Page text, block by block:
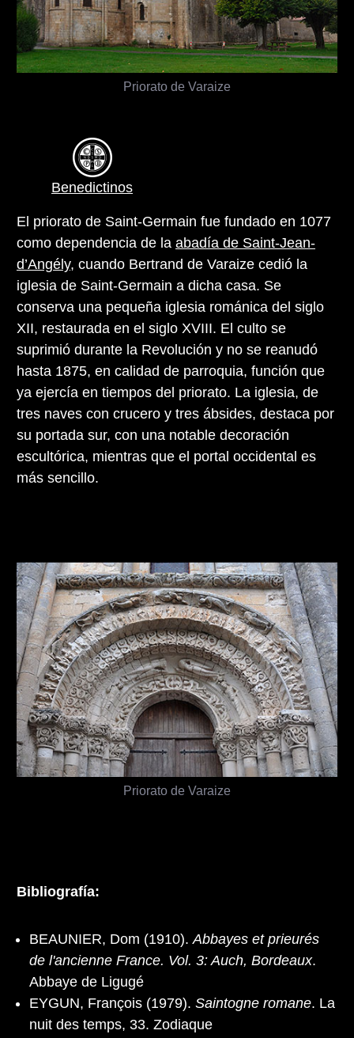
Priorato de Varaize
Benedictinos
El priorato de Saint-Germain fue fundado en 1077
como dependencia de la abadía de Saint-Jean-
d’Angély, cuando Bertrand de Varaize cedió la
iglesia de Saint-Germain a dicha casa. Se
conserva una pequeña iglesia románica del siglo
XII, restaurada en el siglo XVIII. El culto se
suprimió durante la Revolución y no se reanudó
hasta 1875, en calidad de parroquia, función que
ya ejercía en tiempos del priorato. La iglesia, de
tres naves con crucero y tres ábsides, destaca por
su portada sur, con una notable decoración
escultórica, mientras que el portal occidental es
más sencillo.
Priorato de Varaize
Bibliografía:
BEAUNIER, Dom (1910).Abbayes et prieurés
de l'ancienne France. Vol. 3: Auch, Bordeaux.
Abbaye de Ligugé
EYGUN, François (1979). Saintogne romane. La
nuit des temps, 33. Zodiaque